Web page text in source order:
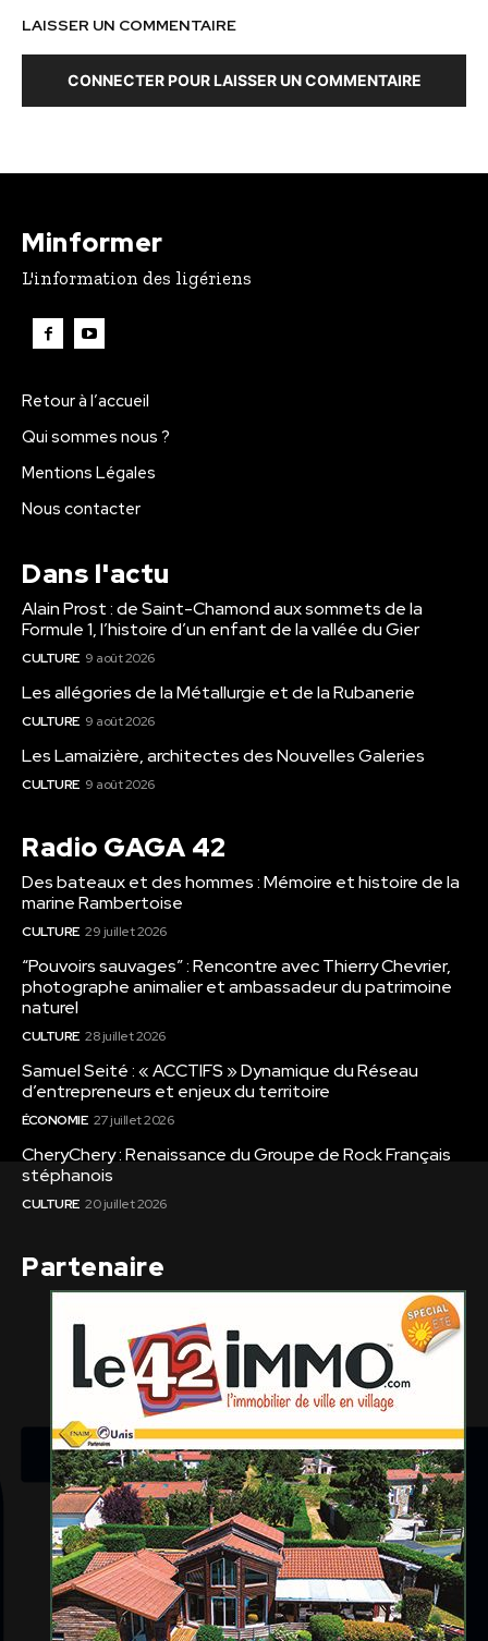
LAISSER UN COMMENTAIRE
CONNECTER POUR LAISSER UN COMMENTAIRE
Minformer
L'information des ligériens
Retour à l’accueil
Qui sommes nous ?
Mentions Légales
Nous contacter
Dans l'actu
Alain Prost : de Saint-Chamond aux sommets de la
Formule 1, l’histoire d’un enfant de la vallée du Gier
CULTURE 9 août 2026
Les allégories de la Métallurgie et de la Rubanerie
CULTURE 9 août 2026
Les Lamaizière, architectes des Nouvelles Galeries
CULTURE 9 août 2026
Radio GAGA 42
Des bateaux et des hommes : Mémoire et histoire de la
marine Rambertoise
CULTURE 29 juillet 2026
“Pouvoirs sauvages” : Rencontre avec Thierry Chevrier,
photographe animalier et ambassadeur du patrimoine
naturel
CULTURE 28 juillet 2026
Samuel Seité : « ACCTIFS » Dynamique du Réseau
d’entrepreneurs et enjeux du territoire
ÉCONOMIE 27 juillet 2026
CheryChery : Renaissance du Groupe de Rock Français
stéphanois
CULTURE 20 juillet 2026
Partenaire